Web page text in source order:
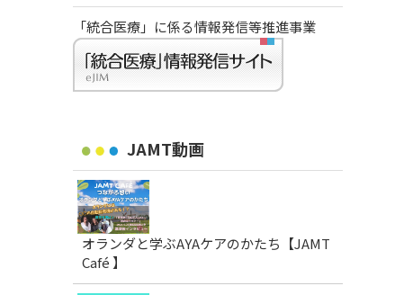
「統合医療」に係る情報発信等推進事業
JAMT動画
オランダと学ぶAYAケアのかたち【JAMT
Café 】